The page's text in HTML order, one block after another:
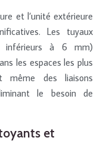
et l’unité extérieure
Les tuyaux
inférieurs à 6 mm)
les espaces les plus
même des liaisons
le besoin de
et